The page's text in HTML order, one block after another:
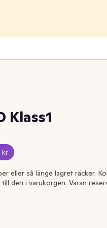
Klass1
kr
eller så länge lagret räcker.
den i varukorgen. Varan